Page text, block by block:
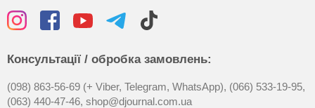
Консультації / обробка замовлень:
(098) 863-56-69 (+ Viber, Telegram, WhatsApp), (066) 533-19-95,
(063) 440-47-46, shop@djournal.com.ua